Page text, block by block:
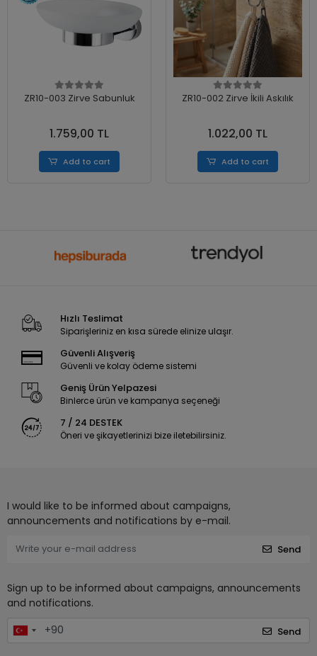
ZR10-003 Zirve Sabunluk
1.759,00 TL
Add to cart
ZR10-002 Zirve İkili Askılık
1.022,00 TL
Add to cart
Hızlı Teslimat
Siparişleriniz en kısa sürede elinize ulaşır.
Güvenli Alışveriş
Güvenli ve kolay ödeme sistemi
Geniş Ürün Yelpazesi
Binlerce ürün ve kampanya seçeneği
7 / 24 DESTEK
Öneri ve şikayetlerinizi bize iletebilirsiniz.
I would like to be informed about campaigns,
announcements and notifications by e-mail.
Send
Sign up to be informed about campaigns, announcements
and notifications.
Send